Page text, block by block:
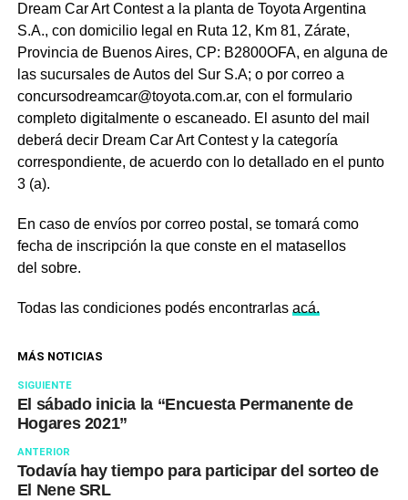
Dream Car Art Contest a la planta de Toyota Argentina
S.A., con domicilio legal en Ruta 12, Km 81, Zárate,
Provincia de Buenos Aires, CP: B2800OFA, en alguna de
las sucursales de Autos del Sur S.A; o por correo a
concursodreamcar@toyota.com.ar, con el formulario
completo digitalmente o escaneado. El asunto del mail
deberá decir Dream Car Art Contest y la categoría
correspondiente, de acuerdo con lo detallado en el punto
3 (a).
En caso de envíos por correo postal, se tomará como
fecha de inscripción la que conste en el matasellos
del sobre.
Todas las condiciones podés encontrarlas acá.
MÁS NOTICIAS
SIGUIENTE
El sábado inicia la “Encuesta Permanente de
Hogares 2021”
ANTERIOR
Todavía hay tiempo para participar del sorteo de
El Nene SRL